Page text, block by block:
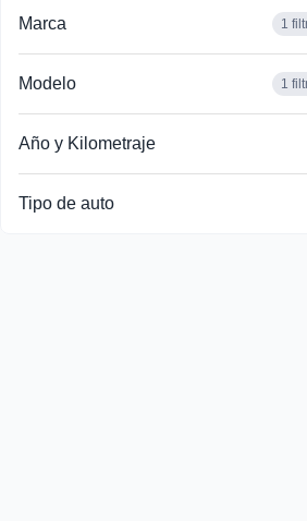
Busca por año
Marca 1
Modelo 1
Año y Kilometraje
Tipo de auto